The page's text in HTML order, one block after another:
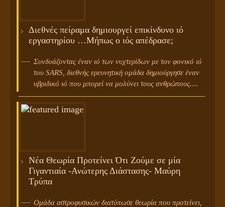
Διεθνές πείραμα δημιουργεί επικίνδυνο ιό
εργαστηρίου …Μήπως ο ιός απέδρασε;
Συνδυάζοντας έναν ιό των νυχτερίδων με τον φονικό ιό
του SARS, διεθνής ερευνητική ομάδα δημιούργησε έναν
υβριδικό ιό που μπορεί να μολύνει τους ανθρώπους....
Νέα Θεωρία Προτείνει Ότι Ζούμε σε μία
Γιγαντιαία -Ανώτερης Διάστασης- Μαύρη
Τρύπα
Oμάδα αστροφυσικών διατύπωσε θεωρία που προτείνει,